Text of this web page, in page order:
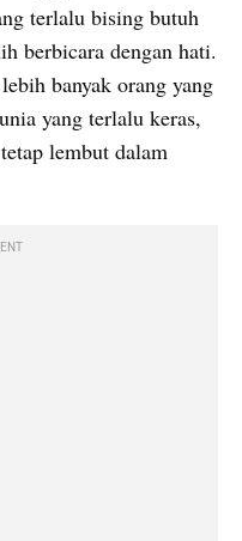
terlalu bising butuh
berbicara dengan hati.
banyak orang yang
yang terlalu keras,
lembut dalam